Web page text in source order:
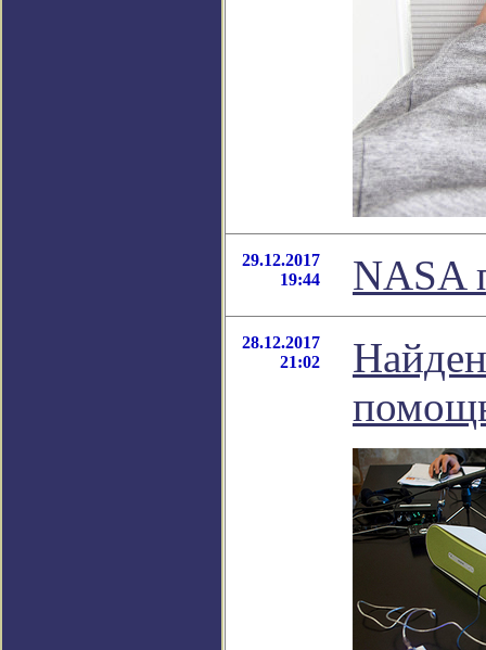
29.12.2017
19:44
NASA
28.12.2017
21:02